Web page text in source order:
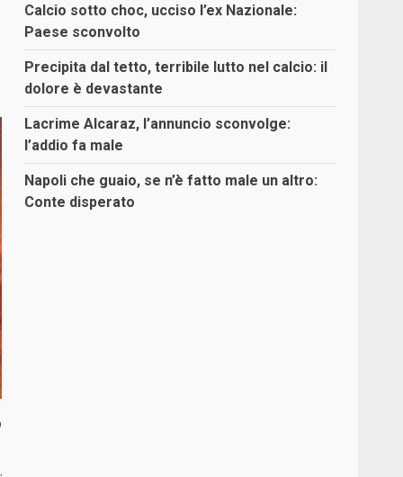
Calcio sotto choc, ucciso l’ex Nazionale:
Paese sconvolto
Precipita dal tetto, terribile lutto nel calcio: il
dolore è devastante
Lacrime Alcaraz, l’annuncio sconvolge:
l’addio fa male
Napoli che guaio, se n’è fatto male un altro:
Conte disperato